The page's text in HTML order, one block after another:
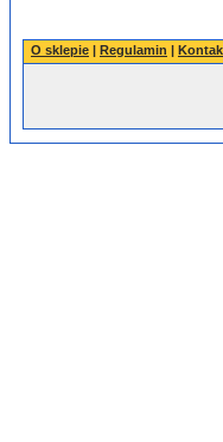
O sklepie | Regulamin |